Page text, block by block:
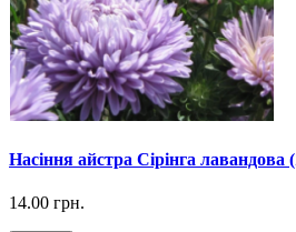
Насіння айстра Сірінга лавандова
14.00 грн.